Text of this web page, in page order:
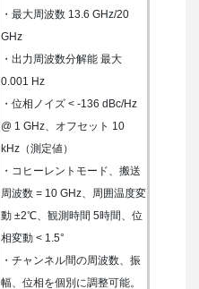
・最大周波数 13.6 GHz/20
GHz
・出力周波数分解能 最大
0.001 Hz
・位相ノイズ < -136 dBc/Hz
@ 1 GHz、オフセット 10
kHz（測定値）
・コヒーレントモード、搬送
周波数 = 10 GHz、周囲温度変
動 ±2℃、観測時間 5時間、位
相変動 < 1.5°
・チャンネル間の周波数、振
幅、位相を個別に調整可能。